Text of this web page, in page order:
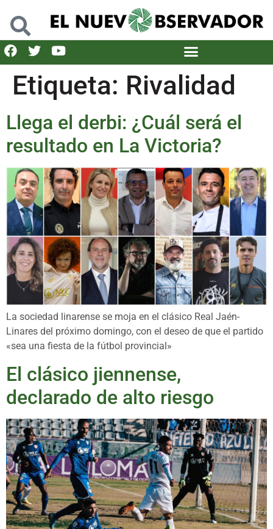
Etiqueta: Rivalidad
Llega el derbi: ¿Cuál será el
resultado en La Victoria?
La sociedad linarense se moja en el clásico Real Jaén-
Linares del próximo domingo, con el deseo de que el partido
«sea una fiesta de la fútbol provincial»
El clásico jiennense,
declarado de alto riesgo